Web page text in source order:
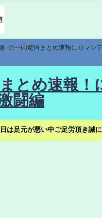
の一同驚愕まとめ速報にロマン
とめ速報！
闘編
足元が悪い中ご足労頂き誠に